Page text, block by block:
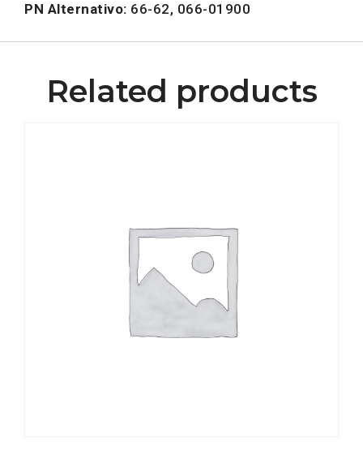
PN Alternativo: 66-62, 066-01900
Related products